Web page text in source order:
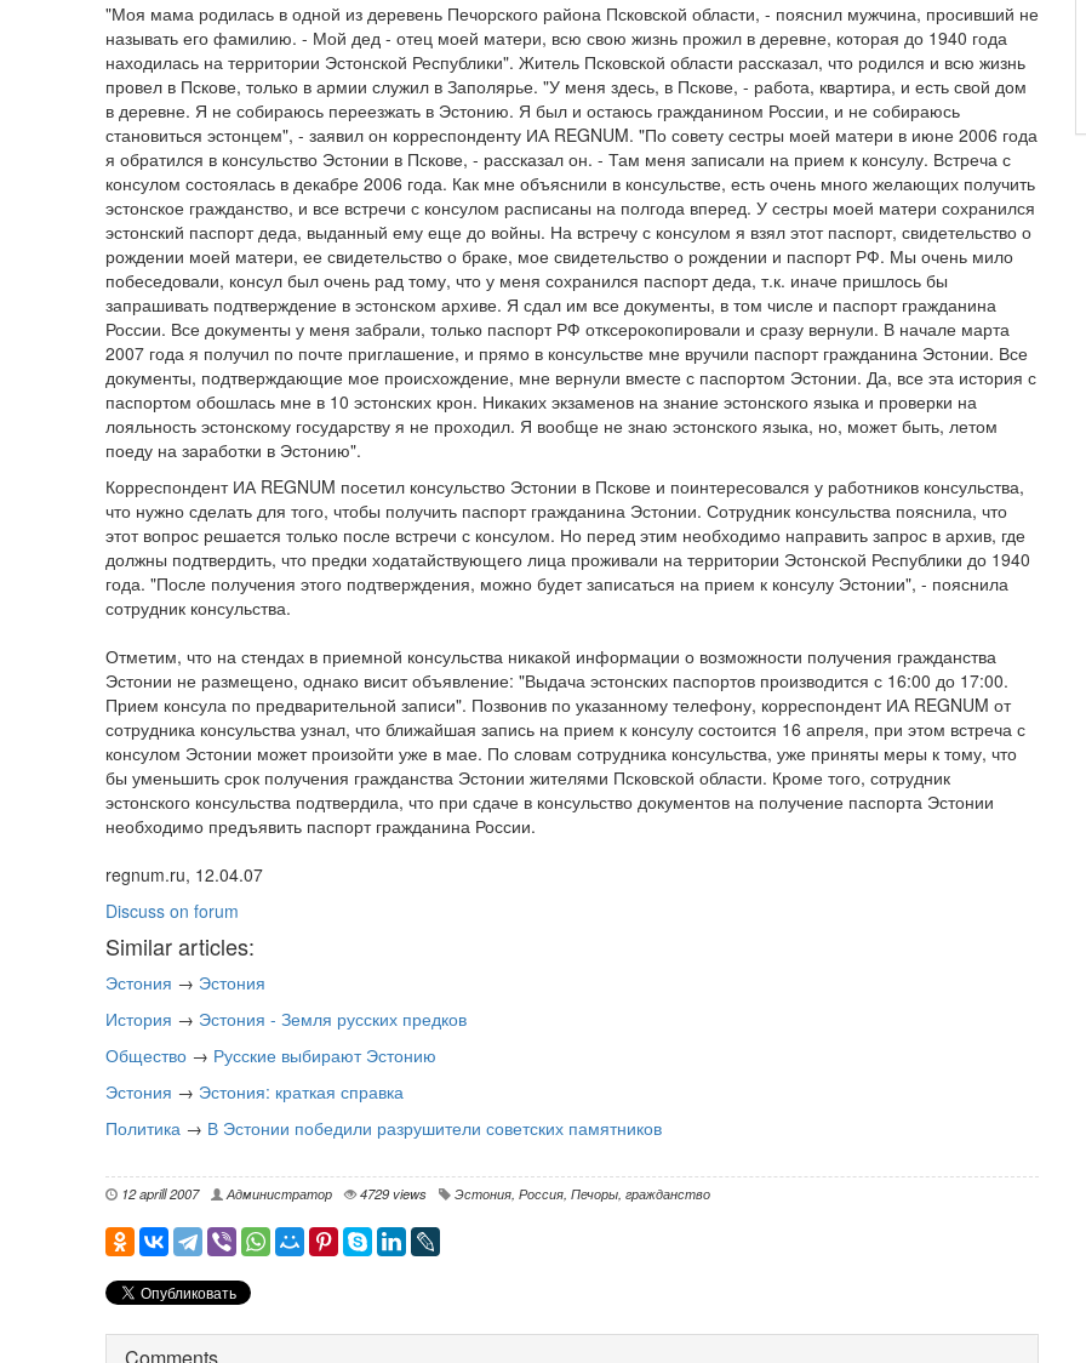
"Моя мама родилась в одной из деревень Печорского района Псковской области, - пояснил мужчина, просивший не
называть его фамилию. - Мой дед - отец моей матери, всю свою жизнь прожил в деревне, которая до 1940 года
находилась на территории Эстонской Республики". Житель Псковской области рассказал, что родился и всю жизнь
провел в Пскове, только в армии служил в Заполярье. "У меня здесь, в Пскове, - работа, квартира, и есть свой дом
в деревне. Я не собираюсь переезжать в Эстонию. Я был и остаюсь гражданином России, и не собираюсь
становиться эстонцем", - заявил он корреспонденту ИА REGNUM. "По совету сестры моей матери в июне 2006 года
я обратился в консульство Эстонии в Пскове, - рассказал он. - Там меня записали на прием к консулу. Встреча с
консулом состоялась в декабре 2006 года. Как мне объяснили в консульстве, есть очень много желающих получить
эстонское гражданство, и все встречи с консулом расписаны на полгода вперед. У сестры моей матери сохранился
эстонский паспорт деда, выданный ему еще до войны. На встречу с консулом я взял этот паспорт, свидетельство о
рождении моей матери, ее свидетельство о браке, мое свидетельство о рождении и паспорт РФ. Мы очень мило
побеседовали, консул был очень рад тому, что у меня сохранился паспорт деда, т.к. иначе пришлось бы
запрашивать подтверждение в эстонском архиве. Я сдал им все документы, в том числе и паспорт гражданина
России. Все документы у меня забрали, только паспорт РФ отксерокопировали и сразу вернули. В начале марта
2007 года я получил по почте приглашение, и прямо в консульстве мне вручили паспорт гражданина Эстонии. Все
документы, подтверждающие мое происхождение, мне вернули вместе с паспортом Эстонии. Да, все эта история с
паспортом обошлась мне в 10 эстонских крон. Никаких экзаменов на знание эстонского языка и проверки на
лояльность эстонскому государству я не проходил. Я вообще не знаю эстонского языка, но, может быть, летом
поеду на заработки в Эстонию".
Корреспондент ИА REGNUM посетил консульство Эстонии в Пскове и поинтересовался у работников консульства,
что нужно сделать для того, чтобы получить паспорт гражданина Эстонии. Сотрудник консульства пояснила, что
этот вопрос решается только после встречи с консулом. Но перед этим необходимо направить запрос в архив, где
должны подтвердить, что предки ходатайствующего лица проживали на территории Эстонской Республики до 1940
года. "После получения этого подтверждения, можно будет записаться на прием к консулу Эстонии", - пояснила
сотрудник консульства.
Отметим, что на стендах в приемной консульства никакой информации о возможности получения гражданства
Эстонии не размещено, однако висит объявление: "Выдача эстонских паспортов производится с 16:00 до 17:00.
Прием консула по предварительной записи". Позвонив по указанному телефону, корреспондент ИА REGNUM от
сотрудника консульства узнал, что ближайшая запись на прием к консулу состоится 16 апреля, при этом встреча с
консулом Эстонии может произойти уже в мае. По словам сотрудника консульства, уже приняты меры к тому, что
бы уменьшить срок получения гражданства Эстонии жителями Псковской области. Кроме того, сотрудник
эстонского консульства подтвердила, что при сдаче в консульство документов на получение паспорта Эстонии
необходимо предъявить паспорт гражданина России.
regnum.ru, 12.04.07
Discuss on forum
Similar articles:
Эстония → Эстония
История → Эстония - Земля русских предков
Общество → Русские выбирают Эстонию
Эстония → Эстония: краткая справка
Политика → В Эстонии победили разрушители советских памятников
12 aprill 2007 Администратор 4729 views Эстония, Россия, Печоры, гражданство